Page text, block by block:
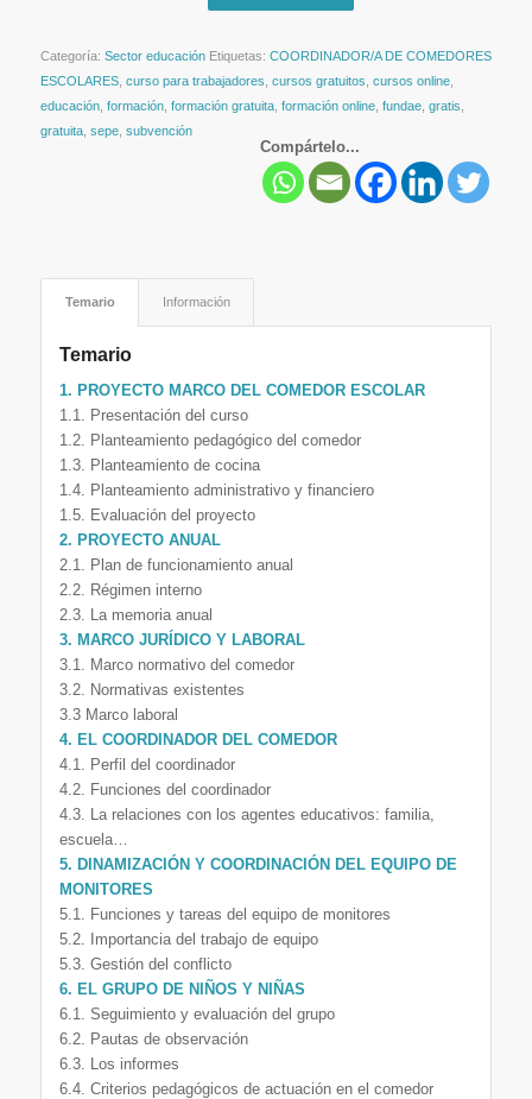
Categoría: Sector educación Etiquetas: COORDINADOR/A DE COMEDORES
ESCOLARES, curso para trabajadores cursos gratuitos cursos online,
educación, formación, formación gratuita, formación online, fundae, gratis
gratuita, sepe, subvención
Compártelo...
Temario Información
Temario
1. PROYECTO MARCO DEL COMEDOR ESCOLAR
1.1. Presentación del curso
1.2. Planteamiento pedagógico del comedor
1.3. Planteamiento de cocina
1.4. Planteamiento administrativo y financiero
1.5. Evaluación del proyecto
2. PROYECTO ANUAL
2.1. Plan de funcionamiento anual
2.2. Régimen interno
2.3. La memoria anual
3. MARCO JURÍDICO Y LABORAL
3.1. Marco normativo del comedor
3.2. Normativas existentes
3.3 Marco laboral
4. EL COORDINADOR DEL COMEDOR
4.1. Perfil del coordinador
4.2. Funciones del coordinador
4.3. La relaciones con los agentes educativos: familia,
escuela…
5. DINAMIZACIÓN Y COORDINACIÓN DEL EQUIPO DE
MONITORES
5.1. Funciones y tareas del equipo de monitores
5.2. Importancia del trabajo de equipo
5.3. Gestión del conflicto
6. EL GRUPO DE NIÑOS Y NIÑAS
6.1. Seguimiento y evaluación del grupo
6.2. Pautas de observación
6.3. Los informes
6.4. Criterios pedagógicos de actuación en el comedor